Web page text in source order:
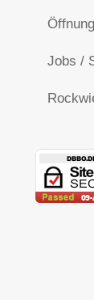
Jobs /